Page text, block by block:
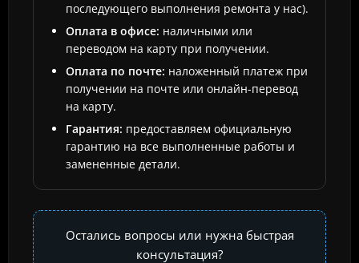
последующего выполнения ремонта у нас).
Оплата в офисе: наличными или
переводом на карту при получении.
Оплата по почте: наложенный платеж при
получении на почте или онлайн-перевод
на карту.
Гарантия: предоставляем официальную
гарантию на все выполненные работы и
замененные детали.
Остались вопросы или нужна быстрая
консультация?